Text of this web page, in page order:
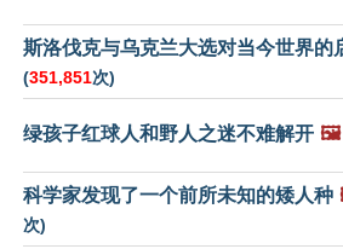
斯洛伐克与乌克兰大选对当今世界的
(351,851次)
绿孩子红球人和野人之迷不难解开 🖼️
科学家发现了一个前所未知的矮人种
次)